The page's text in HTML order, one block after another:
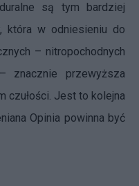
są tym bardziej
która w odniesieniu do
– nitropochodnych
znacznie przewyższa
czułości. Jest to kolejna
Opinia powinna być